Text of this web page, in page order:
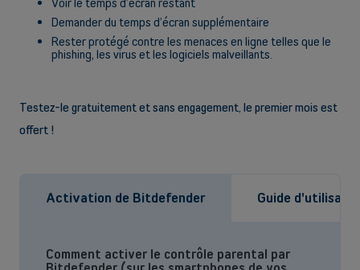
Demander du temps d’écran supplémentaire
Rester protégé contre les menaces en ligne telles que le
phishing, les virus et les logiciels malveillants.
Testez-le gratuitement et sans engagement, le premier mois est
offert !
Activation de Bitdefender Guide
Comment activer le contrôle parental par